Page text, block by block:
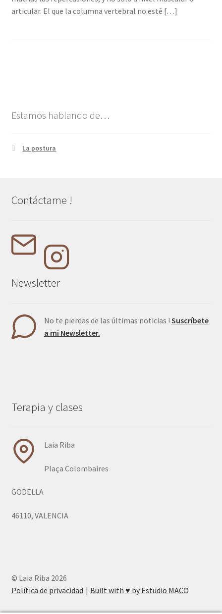
articular. El que la columna vertebral no esté […]
Estamos hablando de…
La postura
Contáctame !
Newsletter
No te pierdas de las últimas noticias ! Suscríbete
a mi Newsletter.
Terapia y clases
Laia Riba
Plaça Colombaires
GODELLA
46110, VALENCIA
© Laia Riba 2026
Política de privacidad
Built with ♥︎ by Estudio MACO